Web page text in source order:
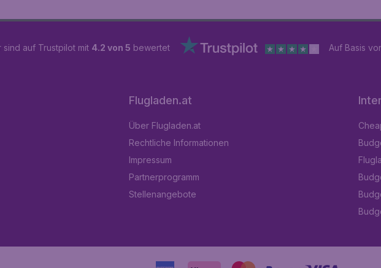
sind auf Trustpilot mit 4.2 von 5 bewertet Auf Basis
Flugladen.at
Über Flugladen.at
Rechtliche Informationen
Impressum
Partnerprogramm
Stellenangebote